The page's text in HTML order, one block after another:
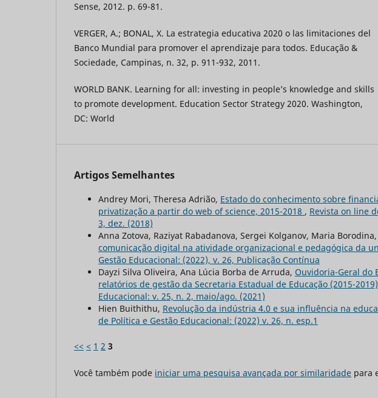
Sense, 2012. p. 69-81.
VERGER, A.; BONAL, X. La estrategia educativa 2020 o las limitaciones del
Banco Mundial para promover el aprendizaje para todos. Educação &
Sociedade, Campinas, n. 32, p. 911-932, 2011.
WORLD BANK. Learning for all: investing in people’s knowledge and skills
to promote development. Education Sector Strategy 2020. Washington,
DC: World
Artigos Semelhantes
Andrey Mori, Theresa Adrião, Estado do conhecimento sobre
privatização a partir do web of science, 2015-2018 , Revista on line
3, dez. (2018)
Anna Zotova, Raziуat Rabadanova, Sergei Kolganov, Maria
comunicação digital na atividade organizacional e pedagógica da
Gestão Educacional: (2022), v. 26, Publicação Contínua
Dayzi Silva Oliveira, Ana Lúcia Borba de Arruda, Ouvidoria-Geral do
relatórios de gestão da Secretaria Estadual de Educação (2015-2019)
Educacional: v. 25, n. 2, maio/ago. (2021)
Hien Buithithu, Revolução da indústria 4.0 e sua influência na
de Política e Gestão Educacional: (2022) v. 26, n. esp.1
<< < 1 2 3
Você também pode iniciar uma pesquisa avançada por similaridade para